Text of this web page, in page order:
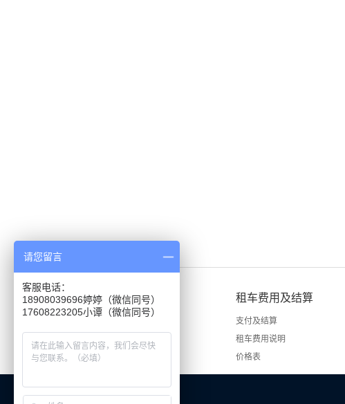
租车说明
租车流程
租车费用及结算
支付及结算
租车费用说明
价格表
请您留言
客服电话：
18908039696婷婷（微信同号）